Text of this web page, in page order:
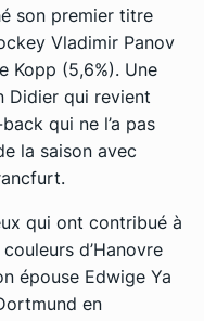
son premier titre
Vladimir Panov
Kopp (5,6%). Une
Didier qui revient
qui ne l’a pas
la saison avec
qui ont contribué à
d’Hanovre
épouse Edwige Ya
en